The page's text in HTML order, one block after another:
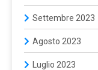
Settembre 2023
Agosto 2023
Luglio 2023